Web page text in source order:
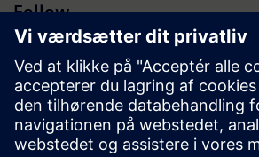
Follow
Presserum | Siemens i Danmark | Siemens